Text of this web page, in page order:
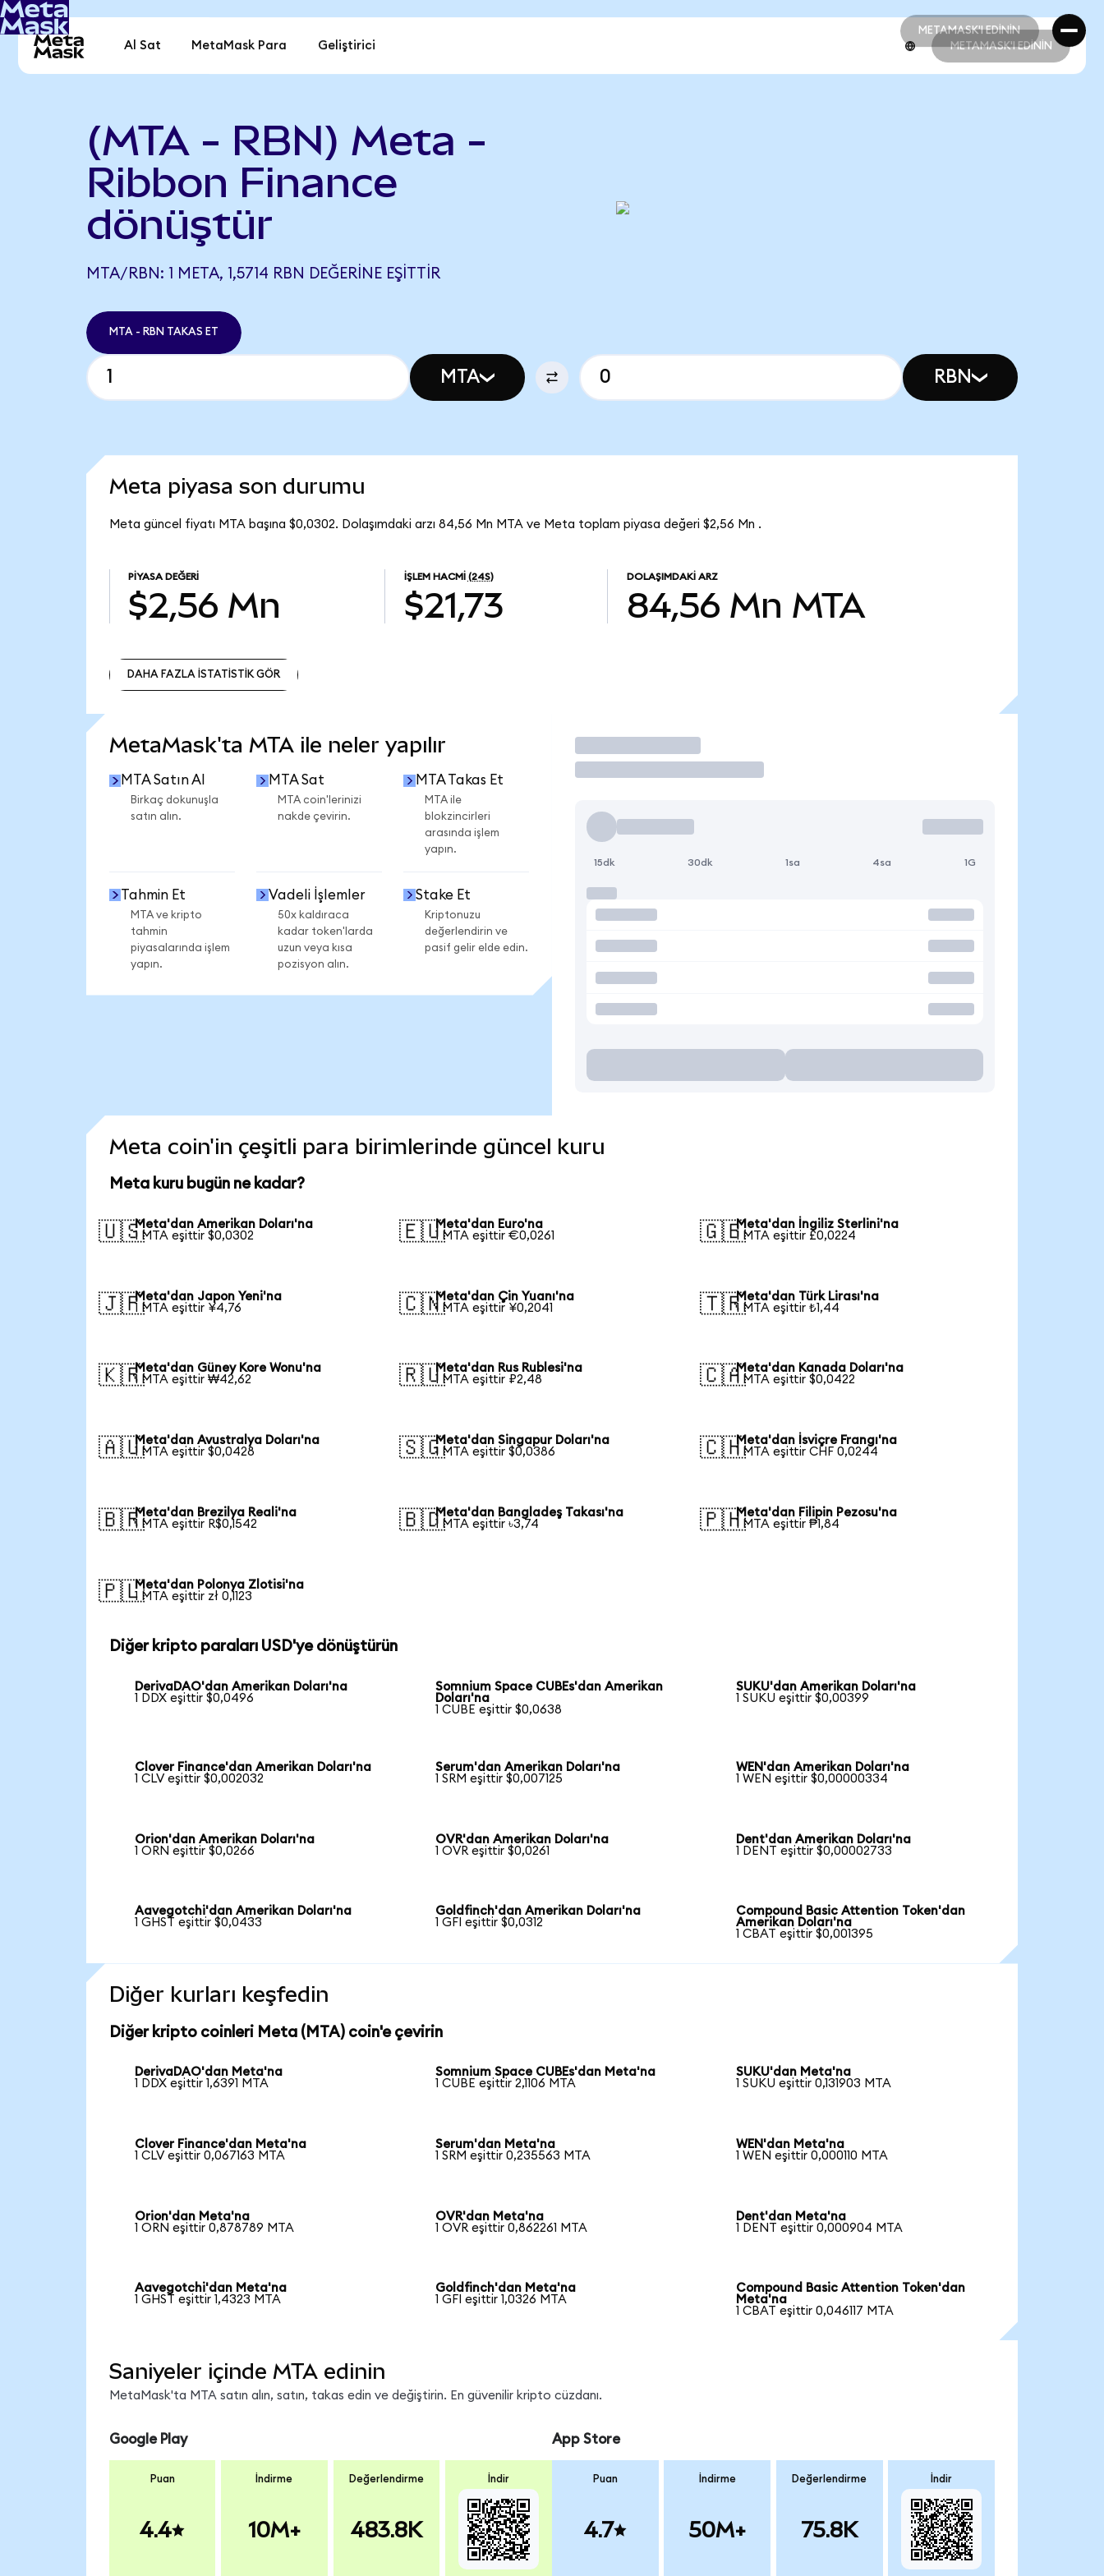
METAMASK'I EDİNİN
METAMASK'I EDİNİN
Al Sat MetaMask Para Geliştirici METAMASK'I EDİNİN
(MTA - RBN) Meta -
Ribbon Finance
dönüştür
MTA/RBN: 1 META, 1,5714 RBN DEĞERINE EŞITTIR
MTA - RBN TAKAS ET
MTA RBN
Meta piyasa son durumu
Meta güncel fiyatı MTA başına $0,0302. Dolaşımdaki arzı 84,56 Mn MTA ve Meta toplam piyasa değeri $2,56 Mn .
PIYASA DEĞERI
$2,56 Mn
İŞLEM HACMI (24S)
$21,73
DOLAŞIMDAKI ARZ
84,56 Mn MTA
DAHA FAZLA İSTATİSTİK GÖR
MetaMask'ta MTA ile neler yapılır
MTA Satın Al
Birkaç dokunuşla
satın alın.
MTA Sat
MTA coin'lerinizi
nakde çevirin.
MTA Takas Et
MTA ile
blokzincirleri
arasında işlem
yapın.
Tahmin Et
MTA ve kripto
tahmin
piyasalarında işlem
yapın.
Vadeli İşlemler
50x kaldıraca
kadar token'larda
uzun veya kısa
pozisyon alın.
Stake Et
Kriptonuzu
değerlendirin ve
pasif gelir elde edin.
İşlem Yap
15dk 30dk 1sa 4sa 1G
Meta coin'in çeşitli para birimlerinde güncel kuru
Meta kuru bugün ne kadar?
🇺🇸Meta'dan Amerikan Doları'na
1 MTA eşittir $0,0302
🇪🇺Meta'dan Euro'na
1 MTA eşittir €0,0261
🇬🇧Meta'dan İngiliz Sterlini'na
1 MTA eşittir £0,0224
🇯🇵Meta'dan Japon Yeni'na
1 MTA eşittir ¥4,76
🇨🇳Meta'dan Çin Yuanı'na
1 MTA eşittir ¥0,2041
🇹🇷Meta'dan Türk Lirası'na
1 MTA eşittir ₺1,44
🇰🇷Meta'dan Güney Kore Wonu'na
1 MTA eşittir ₩42,62
🇷🇺Meta'dan Rus Rublesi'na
1 MTA eşittir ₽2,48
🇨🇦Meta'dan Kanada Doları'na
1 MTA eşittir $0,0422
🇦🇺Meta'dan Avustralya Doları'na
1 MTA eşittir $0,0428
🇸🇬Meta'dan Singapur Doları'na
1 MTA eşittir $0,0386
🇨🇭Meta'dan İsviçre Frangı'na
1 MTA eşittir CHF 0,0244
🇧🇷Meta'dan Brezilya Reali'na
1 MTA eşittir R$0,1542
🇧🇩Meta'dan Bangladeş Takası'na
1 MTA eşittir ৳3,74
🇵🇭Meta'dan Filipin Pezosu'na
1 MTA eşittir ₱1,84
🇵🇱Meta'dan Polonya Zlotisi'na
1 MTA eşittir zł 0,1123
Diğer kripto paraları USD'ye dönüştürün
DerivaDAO'dan Amerikan Doları'na
1 DDX eşittir $0,0496
Somnium Space CUBEs'dan Amerikan
Doları'na
1 CUBE eşittir $0,0638
SUKU'dan Amerikan Doları'na
1 SUKU eşittir $0,00399
Clover Finance'dan Amerikan Doları'na
1 CLV eşittir $0,002032
Serum'dan Amerikan Doları'na
1 SRM eşittir $0,007125
WEN'dan Amerikan Doları'na
1 WEN eşittir $0,00000334
Orion'dan Amerikan Doları'na
1 ORN eşittir $0,0266
OVR'dan Amerikan Doları'na
1 OVR eşittir $0,0261
Dent'dan Amerikan Doları'na
1 DENT eşittir $0,00002733
Aavegotchi'dan Amerikan Doları'na
1 GHST eşittir $0,0433
Goldfinch'dan Amerikan Doları'na
1 GFI eşittir $0,0312
Compound Basic Attention Token'dan
Amerikan Doları'na
1 CBAT eşittir $0,001395
Diğer kurları keşfedin
Diğer kripto coinleri Meta (MTA) coin'e çevirin
DerivaDAO'dan Meta'na
1 DDX eşittir 1,6391 MTA
Somnium Space CUBEs'dan Meta'na
1 CUBE eşittir 2,1106 MTA
SUKU'dan Meta'na
1 SUKU eşittir 0,131903 MTA
Clover Finance'dan Meta'na
1 CLV eşittir 0,067163 MTA
Serum'dan Meta'na
1 SRM eşittir 0,235563 MTA
WEN'dan Meta'na
1 WEN eşittir 0,000110 MTA
Orion'dan Meta'na
1 ORN eşittir 0,878789 MTA
OVR'dan Meta'na
1 OVR eşittir 0,862261 MTA
Dent'dan Meta'na
1 DENT eşittir 0,000904 MTA
Aavegotchi'dan Meta'na
1 GHST eşittir 1,4323 MTA
Goldfinch'dan Meta'na
1 GFI eşittir 1,0326 MTA
Compound Basic Attention Token'dan
Meta'na
1 CBAT eşittir 0,046117 MTA
Saniyeler içinde MTA edinin
MetaMask'ta MTA satın alın, satın, takas edin ve değiştirin. En güvenilir kripto cüzdanı.
Google Play
Puan
4.4
İndirme
10M+
Değerlendirme
483.8K
İndir
App Store
Puan
4.7
İndirme
50M+
Değerlendirme
75.8K
İndir